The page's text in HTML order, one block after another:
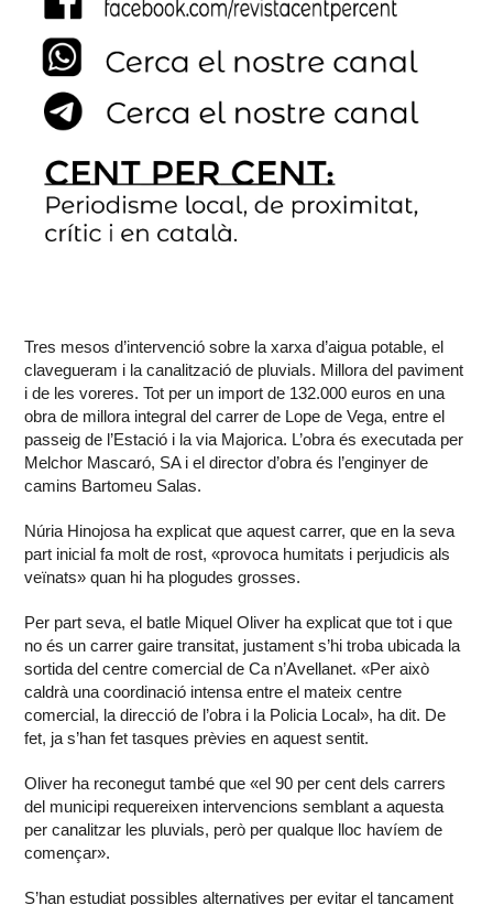
Tres mesos d’intervenció sobre la xarxa d’aigua potable, el
clavegueram i la canalització de pluvials. Millora del paviment
i de les voreres. Tot per un import de 132.000 euros en una
obra de millora integral del carrer de Lope de Vega, entre el
passeig de l’Estació i la via Majorica. L’obra és executada per
Melchor Mascaró, SA i el director d’obra és l’enginyer de
camins Bartomeu Salas.
Núria Hinojosa ha explicat que aquest carrer, que en la seva
part inicial fa molt de rost, «provoca humitats i perjudicis als
veïnats» quan hi ha plogudes grosses.
Per part seva, el batle Miquel Oliver ha explicat que tot i que
no és un carrer gaire transitat, justament s’hi troba ubicada la
sortida del centre comercial de Ca n’Avellanet. «Per això
caldrà una coordinació intensa entre el mateix centre
comercial, la direcció de l’obra i la Policia Local», ha dit. De
fet, ja s’han fet tasques prèvies en aquest sentit.
Oliver ha reconegut també que «el 90 per cent dels carrers
del municipi requereixen intervencions semblant a aquesta
per canalitzar les pluvials, però per qualque lloc havíem de
començar».
S’han estudiat possibles alternatives per evitar el tancament